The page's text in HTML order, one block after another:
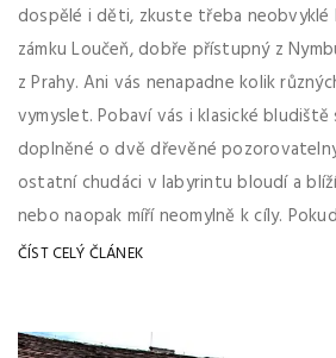
dospělé i děti, zkuste třeba neobvyklé
zámku Loučeň, dobře přístupný z
z Prahy. Ani vás nenapadne kolik
vymyslet. Pobaví vás i klasické
doplněné o dvě dřevěné
ostatní chudáci v labyrintu bloudí a
nebo naopak míří neomylně k cíly.
ČÍST CELÝ ČLÁNEK